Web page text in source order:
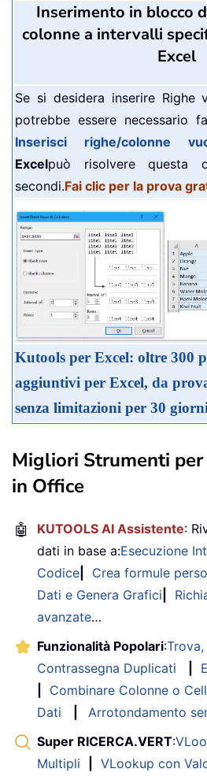
Inserimento in blocco
colonne a intervalli
Excel
Se si desidera inserire Righe
potrebbe essere necessario
Inserisci righe/colonne
Excelpuò risolvere questa
secondi.Fai clic per la prova
Kutools per Excel: oltre 300
aggiuntivi per Excel, da
senza limitazioni per 30
Migliori Strumenti
in Office
🤖 KUTOOLS AI Assistente:
dati in base a:Esecuzione
Codice
Crea formule
Dati e Genera Grafici
avanzate…
Funzionalità Popolari:
Contrassegna Duplicati
Combinare Colonne o
Dati
Arrotondamento
Super RICERCA.VERT:
Multipli
VLookup con